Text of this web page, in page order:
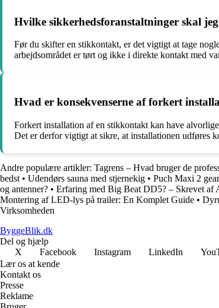
Hvilke sikkerhedsforanstaltninger skal
Før du skifter en stikkontakt, er det vigtigt at tage
arbejdsområdet er tørt og ikke i direkte kontakt med
Hvad er konsekvenserne af forkert
Forkert installation af en stikkontakt kan have
Det er derfor vigtigt at sikre, at installationen udføres
Andre populære artikler: Tagrens – Hvad bruger de
bedst • Udendørs sauna med stjernekig • Puch Maxi 2
og antenner? • Erfaring med Big Beat DD5? – Skrevet af
Montering af LED-lys på trailer: En Komplet Guide •
Virksomheden
ByggeBlik.dk
Del og hjælp
X
Facebook Instagram LinkedIn
Lær os at kende
Kontakt os
Presse
Reklame